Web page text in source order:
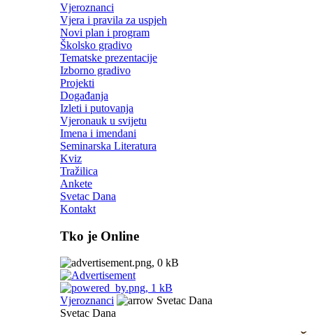
Vjeroznanci
Vjera i pravila za uspjeh
Novi plan i program
Školsko gradivo
Tematske prezentacije
Izborno gradivo
Projekti
Događanja
Izleti i putovanja
Vjeronauk u svijetu
Imena i imendani
Seminarska Literatura
Kviz
Tražilica
Ankete
Svetac Dana
Kontakt
Tko je Online
Vjeroznanci
Svetac Dana
Svetac Dana